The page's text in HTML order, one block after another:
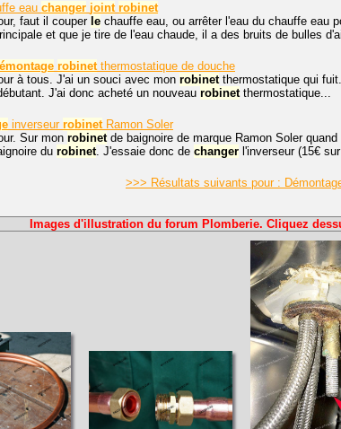
eau changer joint robinet
faut il couper le chauffe eau, ou arrêter l'eau du chauffe eau
et que je tire de l'eau chaude, il a des bruits de bulles
robinetthermostatique de douche
à tous. J'ai un souci avec mon robinetthermostatique qui
J'ai donc acheté un nouveau robinetthermostatique...
inverseur robinetRamon Soler
Sur mon robinetde baignoire de marque Ramon Soler
du robinet. J'essaie donc de changer l'inverseur (15€ sur
>>> Résultats suivants pour :
Images d'illustration du forum Plomberie. Cliquez